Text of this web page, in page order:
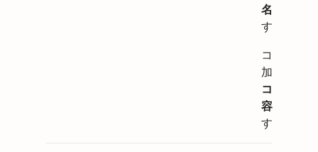
名
す。
コメント
加する場
コメント
容
す。